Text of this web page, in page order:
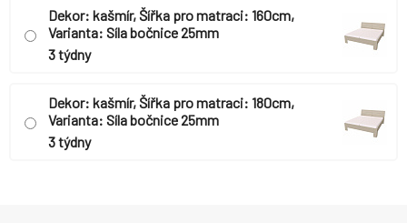
Dekor: kašmír, Šířka pro matraci: 160cm,
Varianta: Síla bočnice 25mm
3 týdny
Dekor: kašmír, Šířka pro matraci: 180cm,
Varianta: Síla bočnice 25mm
3 týdny